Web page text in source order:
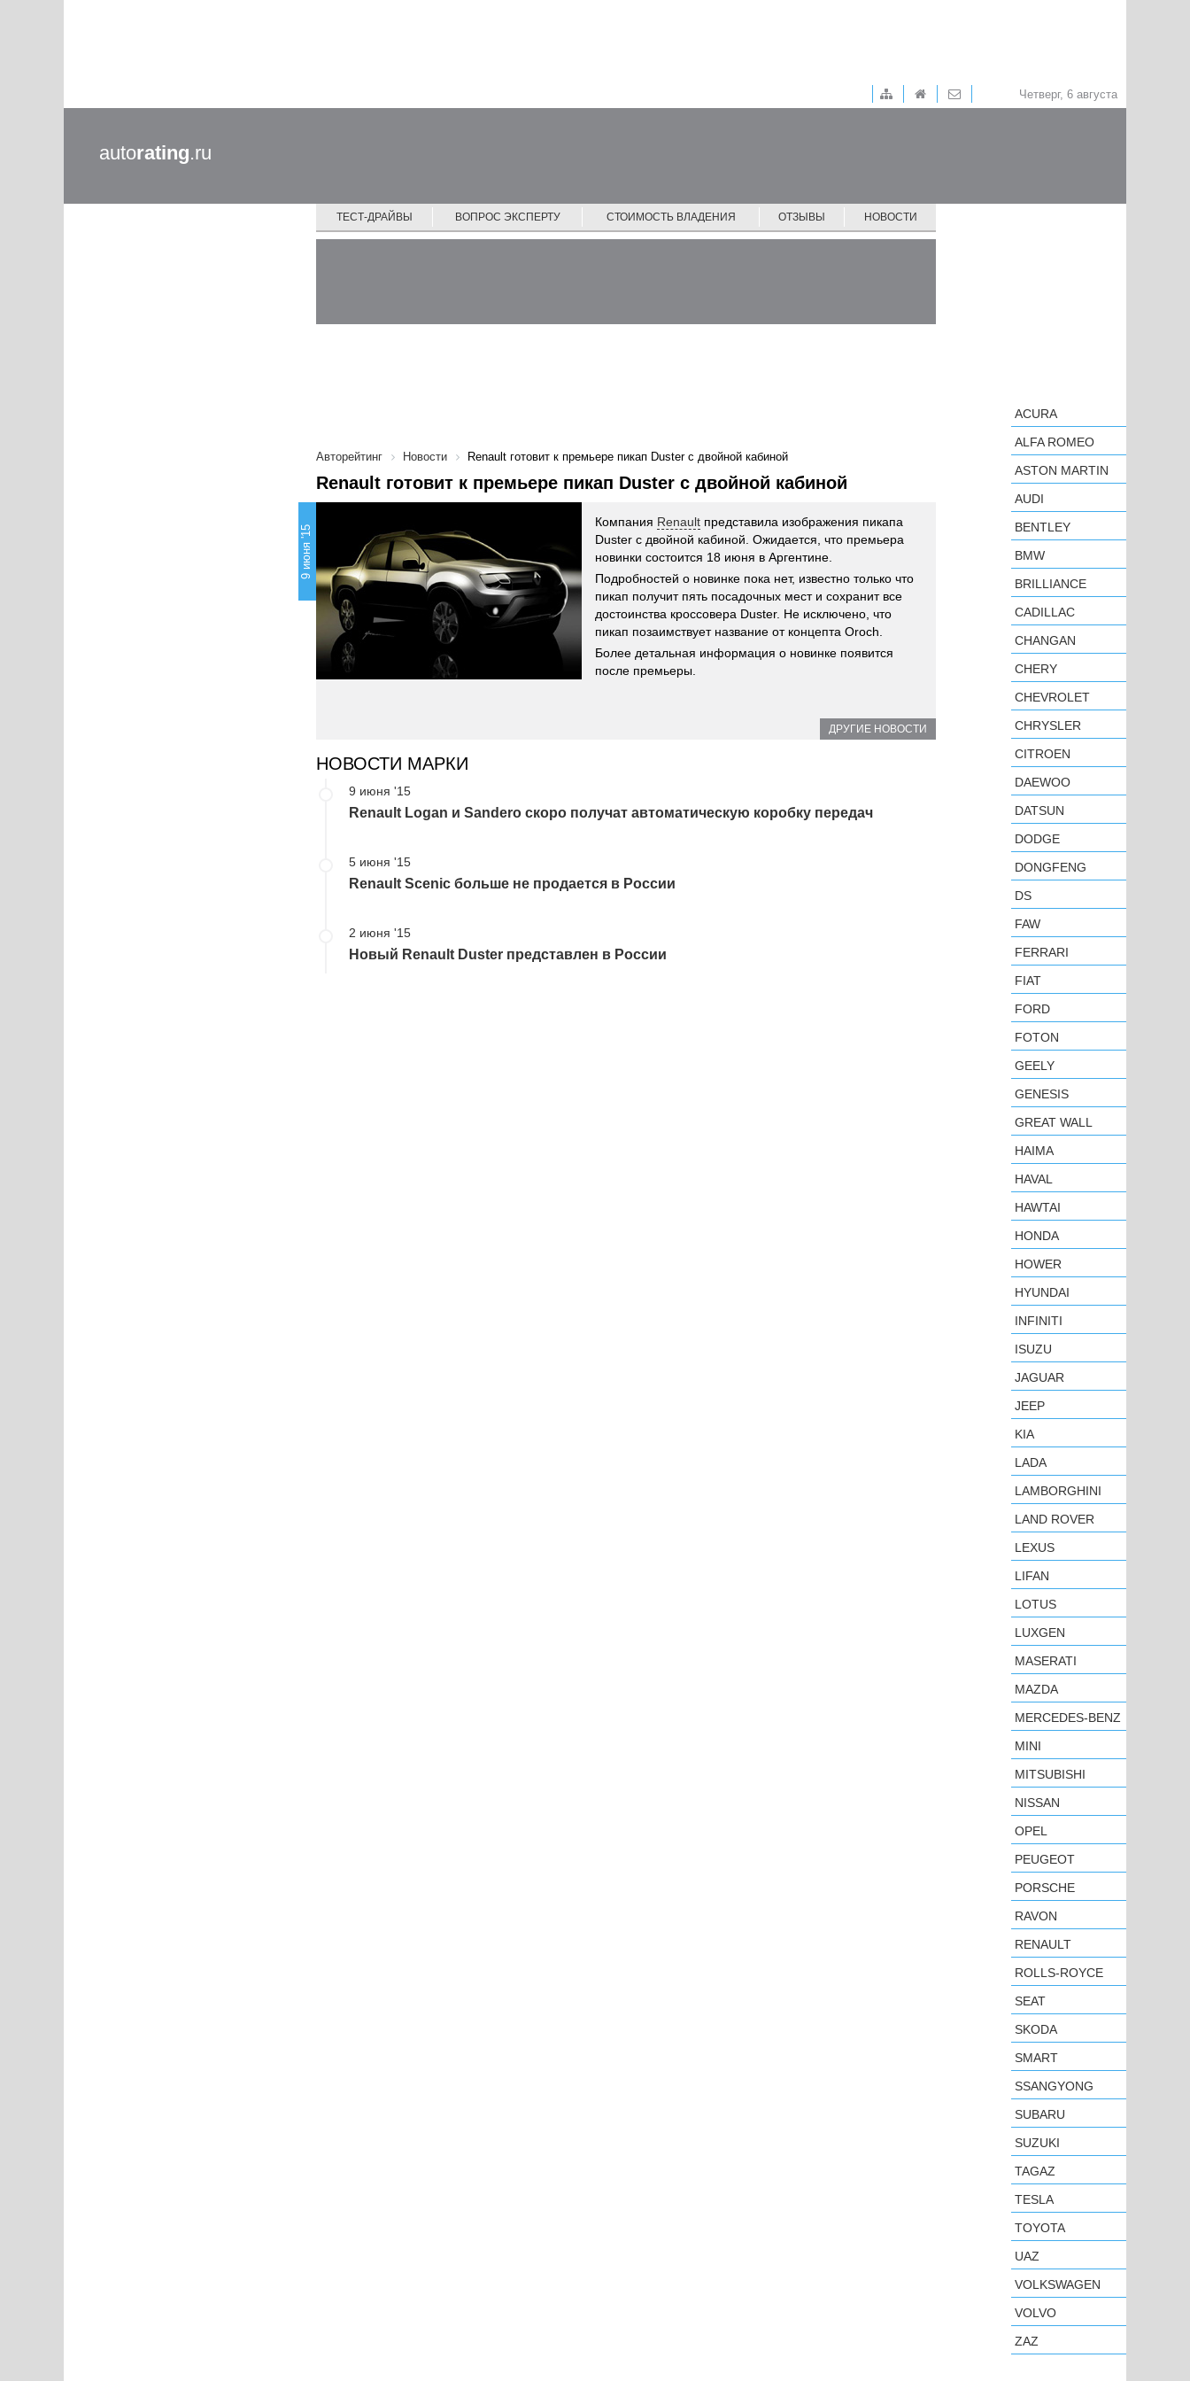
Четверг, 6 августа
autorating.ru
ТЕСТ-ДРАЙВЫ ВОПРОС ЭКСПЕРТУ СТОИМОСТЬ ВЛАДЕНИЯ ОТЗЫВЫ НОВОСТИ
Авторейтинг Новости Renault готовит к премьере пикап Duster с двойной кабиной
Renault готовит к премьере пикап Duster с двойной кабиной
9 июня '15
Компания Renault представила изображения пикапа
Duster с двойной кабиной. Ожидается, что премьера
новинки состоится 18 июня в Аргентине.
Подробностей о новинке пока нет, известно только что
пикап получит пять посадочных мест и сохранит все
достоинства кроссовера Duster. Не исключено, что
пикап позаимствует название от концепта Oroch.
Более детальная информация о новинке появится
после премьеры.
ДРУГИЕ НОВОСТИ
НОВОСТИ МАРКИ
9 июня '15
Renault Logan и Sandero скоро получат автоматическую коробку передач
5 июня '15
Renault Scenic больше не продается в России
2 июня '15
Новый Renault Duster представлен в России
ACURA
ALFA ROMEO
ASTON MARTIN
AUDI
BENTLEY
BMW
BRILLIANCE
CADILLAC
CHANGAN
CHERY
CHEVROLET
CHRYSLER
CITROEN
DAEWOO
DATSUN
DODGE
DONGFENG
DS
FAW
FERRARI
FIAT
FORD
FOTON
GEELY
GENESIS
GREAT WALL
HAIMA
HAVAL
HAWTAI
HONDA
HOWER
HYUNDAI
INFINITI
ISUZU
JAGUAR
JEEP
KIA
LADA
LAMBORGHINI
LAND ROVER
LEXUS
LIFAN
LOTUS
LUXGEN
MASERATI
MAZDA
MERCEDES-BENZ
MINI
MITSUBISHI
NISSAN
OPEL
PEUGEOT
PORSCHE
RAVON
RENAULT
ROLLS-ROYCE
SEAT
SKODA
SMART
SSANGYONG
SUBARU
SUZUKI
TAGAZ
TESLA
TOYOTA
UAZ
VOLKSWAGEN
VOLVO
ZAZ